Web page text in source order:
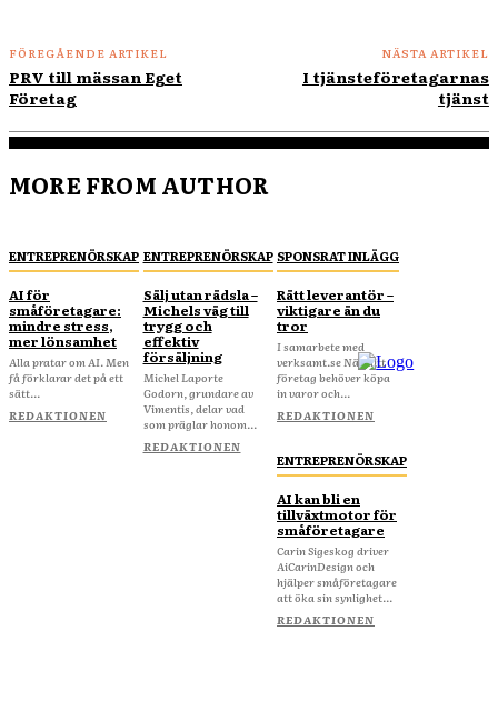
FÖREGÅENDE ARTIKEL
PRV till mässan Eget
Företag
NÄSTA ARTIKEL
I tjänsteföretagarnas
tjänst
MORE FROM AUTHOR
ENTREPRENÖRSKAP
AI för
småföretagare:
mindre stress,
mer lönsamhet
Alla pratar om AI. Men
få förklarar det på ett
sätt...
REDAKTIONEN
ENTREPRENÖRSKAP
Sälj utan rädsla –
Michels väg till
trygg och
effektiv
försäljning
Michel Laporte
Godorn, grundare av
Vimentis, delar vad
som präglar honom...
REDAKTIONEN
SPONSRAT INLÄGG
Rätt leverantör –
viktigare än du
tror
I samarbete med
verksamt.se När ditt
företag behöver köpa
in varor och...
REDAKTIONEN
ENTREPRENÖRSKAP
AI kan bli en
tillväxtmotor för
småföretagare
Carin Sigeskog driver
AiCarinDesign och
hjälper småföretagare
att öka sin synlighet...
REDAKTIONEN